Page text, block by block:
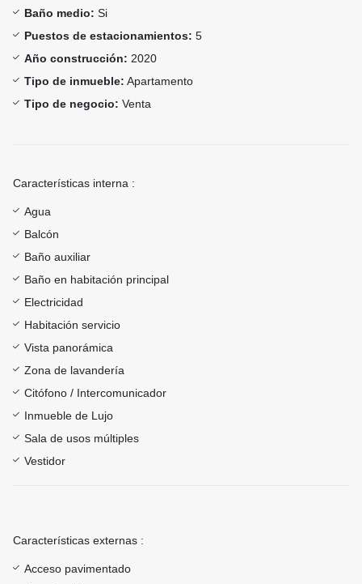
Baño medio: Si
Puestos de estacionamientos: 5
Año construcción: 2020
Tipo de inmueble: Apartamento
Tipo de negocio: Venta
Características interna :
Agua
Balcón
Baño auxiliar
Baño en habitación principal
Electricidad
Habitación servicio
Vista panorámica
Zona de lavandería
Citófono / Intercomunicador
Inmueble de Lujo
Sala de usos múltiples
Vestidor
Características externas :
Acceso pavimentado